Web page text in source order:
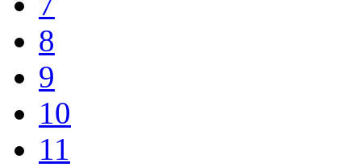
8
9
10
11